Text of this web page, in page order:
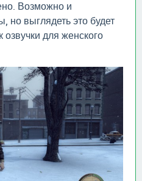
Возможно и
но выглядеть это будет
озвучки для женского